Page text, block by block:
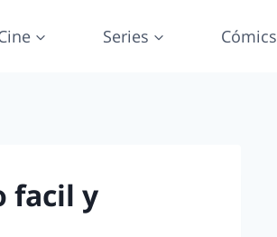
Series Cómics
facil y